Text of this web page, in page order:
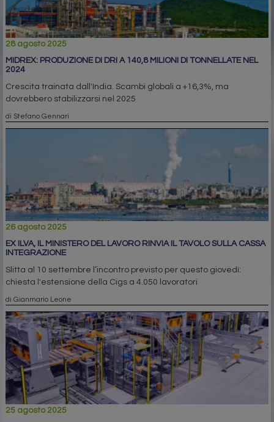
28 agosto 2025
MIDREX: PRODUZIONE DI DRI A 140,8 MILIONI DI TONNELLATE NEL
2024
Crescita trainata dall'India. Scambi globali a +16,3%, ma
dovrebbero stabilizzarsi nel 2025
di Stefano Gennari
26 agosto 2025
EX ILVA, IL MINISTERO DEL LAVORO RINVIA IL TAVOLO SULLA CASSA
INTEGRAZIONE
Slitta al 10 settembre l’incontro previsto per questo giovedì:
chiesta l'estensione della Cigs a 4.050 lavoratori
di Gianmario Leone
25 agosto 2025